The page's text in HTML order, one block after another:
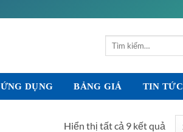
Tìm
ỨNG DỤNG BẢNG GIÁ TIN TỨC
Hiển thị tất cả 9 kết quảĐã